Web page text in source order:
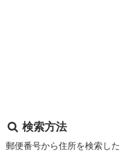
検索方法
郵便番号から住所を検索し